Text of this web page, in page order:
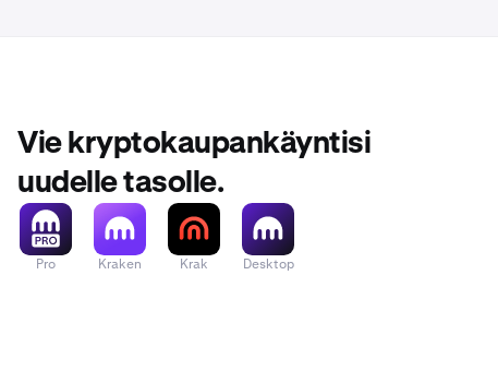
Vie kryptokaupankäyntisi
uudelle tasolle.
Pro Kraken Krak Desktop